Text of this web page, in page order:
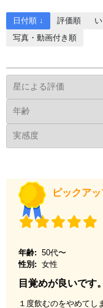
日付順 ↓ 評価順
写真・動画付き順
ピックア
年齢: 50代〜
性別: 女性
目覚めが良いです。
１度飲むのをやめてし